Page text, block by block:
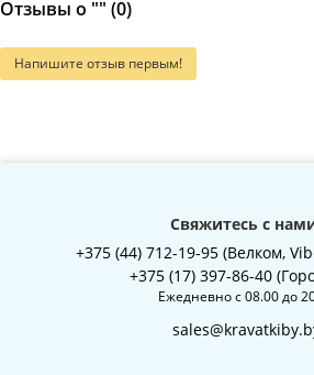
Отзывы о "" (0)
Напишите отзыв первым!
Свяжитесь с
+375 (44) 712-19-95 (Велком,
+375 (17) 397-86-40
Ежедневно с 08.00 до